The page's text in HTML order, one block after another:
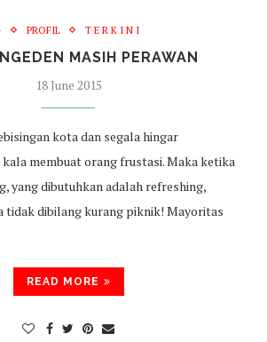
PROFIL T E R K I N I
MASIH PERAWAN
18 June 2015
kota dan segala hingar
membuat orang frustasi. Maka ketika
yang dibutuhkan adalah refreshing,
tidak dibilang kurang piknik! Mayoritas
READ MORE